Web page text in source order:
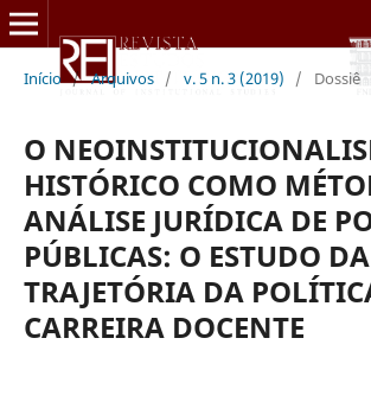
Início / Arquivos / v. 5 n. 3 (2019) / Dossiê
O
HISTÓRICO COMO
ANÁLISE JURÍDICA DE
PÚBLICAS: O ESTUDO DA
TRAJETÓRIA DA
CARREIRA DOCENTE